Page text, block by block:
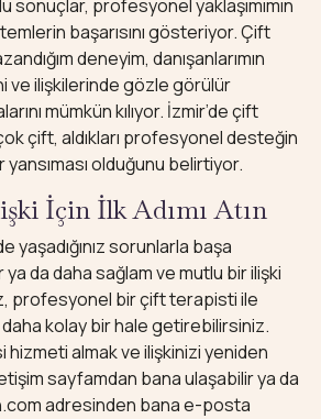
sonuçlar, profesyonel yaklaşımımın
başarısını gösteriyor. Çift
deneyim, danışanlarımın
ve ilişkilerinde gözle görülür
mümkün kılıyor. İzmir’de çift
çift, aldıkları profesyonel desteğin
olduğunu belirtiyor.
İçin İlk Adımı Atın
yaşadığınız sorunlarla başa
ya da daha sağlam ve mutlu bir ilişki
profesyonel bir çift terapisti ile
kolay bir hale getirebilirsiniz.
hizmeti almak ve ilişkinizi yeniden
sayfamdan bana ulaşabilir ya da
adresinden bana e-posta